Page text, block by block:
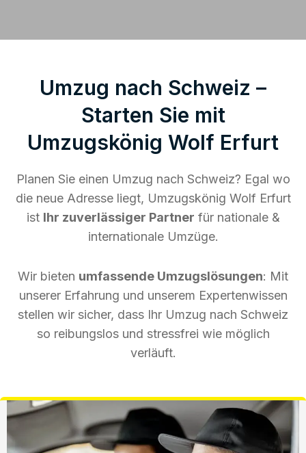
Umzug nach Schweiz –
Starten Sie mit
Umzugskönig Wolf Erfurt
Planen Sie einen Umzug nach Schweiz? Egal wo
die neue Adresse liegt, Umzugskönig Wolf Erfurt
ist Ihr zuverlässiger Partner für nationale &
internationale Umzüge.
Wir bieten umfassende Umzugslösungen: Mit
unserer Erfahrung und unserem Expertenwissen
stellen wir sicher, dass Ihr Umzug nach Schweiz
so reibungslos und stressfrei wie möglich
verläuft.